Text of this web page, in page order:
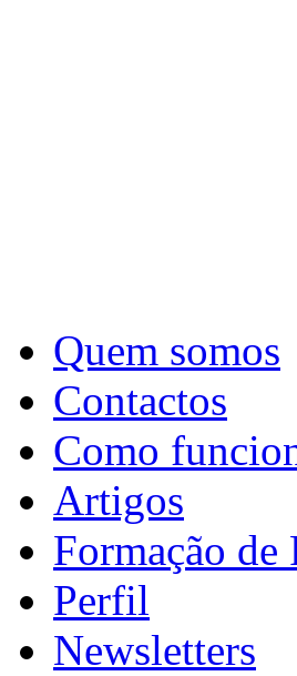
Quem somos
Contactos
Como
Artigos
Formação de
Perfil
Newsletters